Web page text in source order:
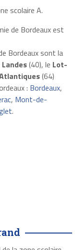
scolaire A.
de Bordeaux est
Bordeaux sont la
Landes(40), le Lot-
(64)
: Bordeaux,
, Mont-de-
.